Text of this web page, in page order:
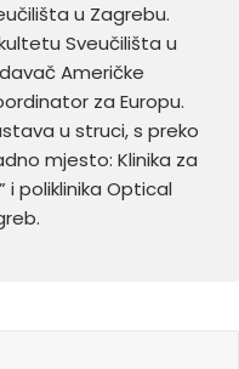
u Zagrebu.
Sveučilišta u
Američke
za Europu.
u struci, s preko
mjesto: Klinika za
i poliklinika Optical